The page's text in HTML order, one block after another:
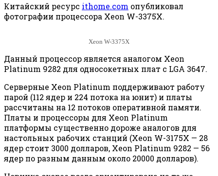
Китайский ресурс ithome.com опубликовал
фотографии процессора Xeon W-3375X.
Xeon W-3375X
Данный процессор является аналогом Xeon
Platinum 9282 для односокетных плат с LGA 3647.
Серверные Xeon Platinum поддерживают работу
парой (112 ядер и 224 потока на юнит) и платы
рассчитаны на 12 потоков оперативной памяти.
Платы и процессоры для Xeon Platinum
платформы существенно дороже аналогов для
настольных рабочих станций (Xeon W-3175X — 28
ядер стоит 3000 долларов, Xeon Platinum 9282 — 56
ядер по разным данным около 20000 долларов).